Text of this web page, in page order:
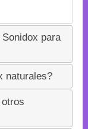
para
naturales?